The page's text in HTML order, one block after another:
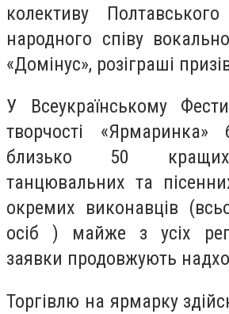
колективу
народного співу
«Домінус», розіграші
У Всеукраїнському
творчості «Ярмаринка»
близько 50
танцювальних та
окремих виконавців
осіб ) майже з усіх
заявки продовжують
Торгівлю на ярмарку